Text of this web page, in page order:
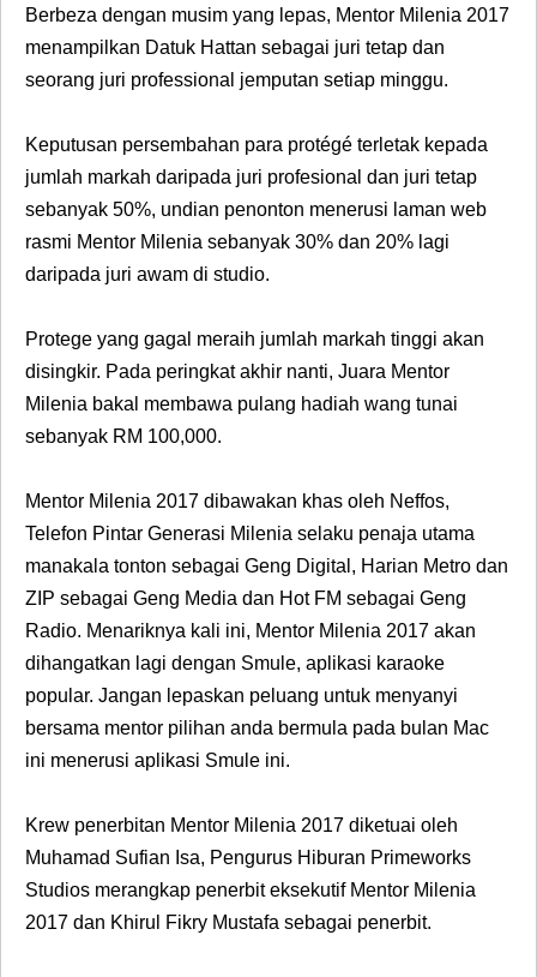
Berbeza dengan musim yang lepas, Mentor Milenia 2017
menampilkan Datuk Hattan sebagai juri tetap dan
seorang juri professional jemputan setiap minggu.
Keputusan persembahan para protégé terletak kepada
jumlah markah daripada juri profesional dan juri tetap
sebanyak 50%, undian penonton menerusi laman web
rasmi Mentor Milenia sebanyak 30% dan 20% lagi
daripada juri awam di studio.
Protege yang gagal meraih jumlah markah tinggi akan
disingkir. Pada peringkat akhir nanti, Juara Mentor
Milenia bakal membawa pulang hadiah wang tunai
sebanyak RM 100,000.
Mentor Milenia 2017 dibawakan khas oleh Neffos,
Telefon Pintar Generasi Milenia selaku penaja utama
manakala tonton sebagai Geng Digital, Harian Metro dan
ZIP sebagai Geng Media dan Hot FM sebagai Geng
Radio. Menariknya kali ini, Mentor Milenia 2017 akan
dihangatkan lagi dengan Smule, aplikasi karaoke
popular. Jangan lepaskan peluang untuk menyanyi
bersama mentor pilihan anda bermula pada bulan Mac
ini menerusi aplikasi Smule ini.
Krew penerbitan Mentor Milenia 2017 diketuai oleh
Muhamad Sufian Isa, Pengurus Hiburan Primeworks
Studios merangkap penerbit eksekutif Mentor Milenia
2017 dan Khirul Fikry Mustafa sebagai penerbit.